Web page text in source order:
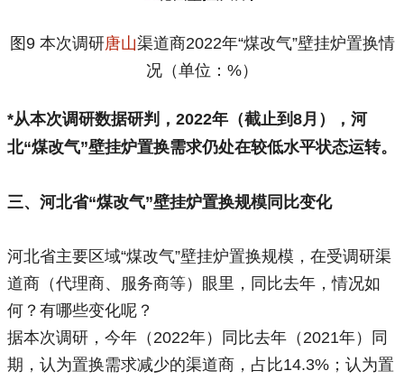
图9 本次调研唐山渠道商2022年“煤改气”壁挂炉置换情
况（单位：%）
*从本次调研数据研判，2022年（截止到8月），河
北“煤改气”壁挂炉置换需求仍处在较低水平状态运转。
三、 河北省“煤改气”壁挂炉置换规模同比变化
河北省主要区域“煤改气”壁挂炉置换规模，在受调研渠
道商（代理商、服务商等）眼里，同比去年，情况如
何？有哪些变化呢？
据本次调研，今年（2022年）同比去年（2021年）同
期，认为置换需求减少的渠道商，占比14.3%；认为置